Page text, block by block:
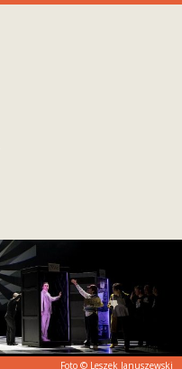
Foto © Leszek Januszewski